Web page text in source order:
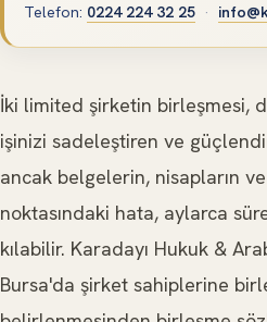
Telefon: 0224 224 32 25 ·
İki limited şirketin birleşmesi,
işinizi sadeleştiren ve
ancak belgelerin, nisapların
noktasındaki hata, aylarca
kılabilir. Karadayı Hukuk &
Bursa'da şirket sahiplerine